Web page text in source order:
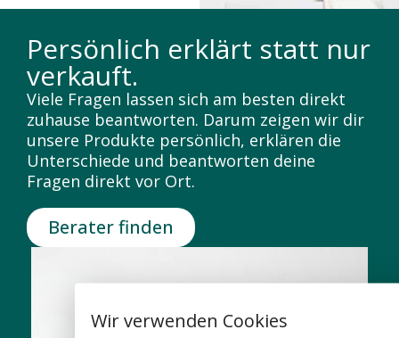
Persönlich erklärt statt nur
verkauft.
Viele Fragen lassen sich am besten direkt
zuhause beantworten. Darum zeigen wir dir
unsere Produkte persönlich, erklären die
Unterschiede und beantworten deine
Fragen direkt vor Ort.
Berater finden
Wir verwenden Cookies